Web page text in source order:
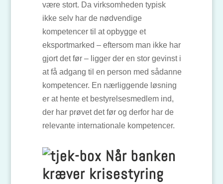
være stort. Da virksomheden typisk
ikke selv har de nødvendige
kompetencer til at opbygge et
eksportmarked – eftersom man ikke har
gjort det før – ligger der en stor gevinst i
at få adgang til en person med sådanne
kompetencer. En nærliggende løsning
er at hente et bestyrelsesmedlem ind,
der har prøvet det før og derfor har de
relevante internationale kompetencer.
Når banken
kræver krisestyring